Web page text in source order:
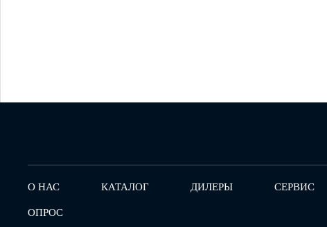
О НАС КАТАЛОГ ДИЛЕРЫ СЕРВИС
ОПРОС